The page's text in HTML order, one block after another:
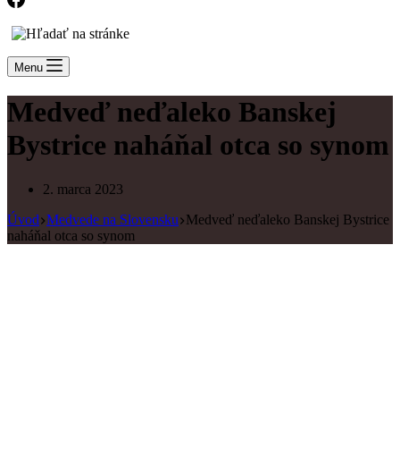
Menu
Medveď neďaleko Banskej
Bystrice naháňal otca so synom
2. marca 2023
Úvod Medvede na Slovensku Medveď neďaleko Banskej Bystrice
naháňal otca so synom